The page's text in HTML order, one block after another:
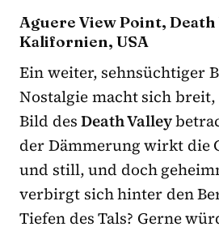
Aguere View Point, Death
Kalifornien, USA
Ein weiter, sehnsüchtiger
Nostalgie macht sich
Bild desDeath Valley
der Dämmerung wirkt die
und still, und doch
verbirgt sich hinter den
Tiefen des Tals? Gerne